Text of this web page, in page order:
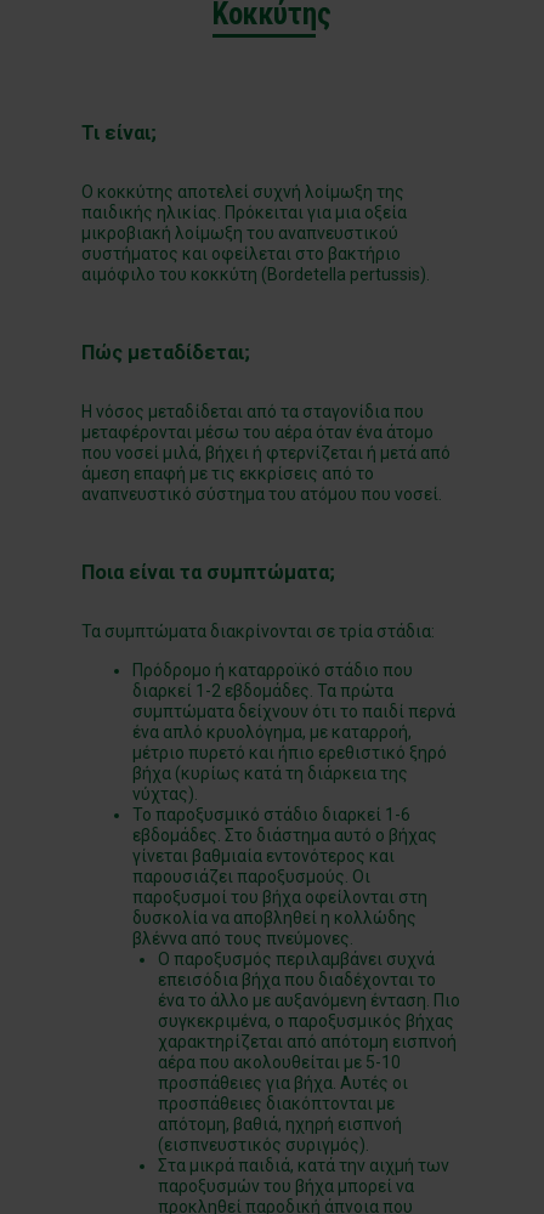
Κοκκύτης
Τι είναι;
Ο κοκκύτης αποτελεί συχνή λοίμωξη της
παιδικής ηλικίας. Πρόκειται για μια οξεία
μικροβιακή λοίμωξη του αναπνευστικού
συστήματος και οφείλεται στο βακτήριο
αιμόφιλο του κοκκύτη (Bordetella pertussis).
Πώς μεταδίδεται;
Η νόσος μεταδίδεται από τα σταγονίδια που
μεταφέρονται μέσω του αέρα όταν ένα άτομο
που νοσεί μιλά, βήχει ή φτερνίζεται ή μετά από
άμεση επαφή με τις εκκρίσεις από το
αναπνευστικό σύστημα του ατόμου που νοσεί.
Ποια είναι τα συμπτώματα;
Τα συμπτώματα διακρίνονται σε τρία στάδια:
Πρόδρομο ή καταρροϊκό στάδιο που
διαρκεί 1-2 εβδομάδες. Τα πρώτα
συμπτώματα δείχνουν ότι το παιδί περνά
ένα απλό κρυολόγημα, με καταρροή,
μέτριο πυρετό και ήπιο ερεθιστικό ξηρό
βήχα (κυρίως κατά τη διάρκεια της
νύχτας).
Το παροξυσμικό στάδιο διαρκεί 1-6
εβδομάδες. Στο διάστημα αυτό ο βήχας
γίνεται βαθμιαία εντονότερος και
παρουσιάζει παροξυσμούς. Οι
παροξυσμοί του βήχα οφείλονται στη
δυσκολία να αποβληθεί η κολλώδης
βλέννα από τους πνεύμονες.
Ο παροξυσμός περιλαμβάνει συχνά
επεισόδια βήχα που διαδέχονται το
ένα το άλλο με αυξανόμενη ένταση. Πιο
συγκεκριμένα, ο παροξυσμικός βήχας
χαρακτηρίζεται από απότομη εισπνοή
αέρα που ακολουθείται με 5-10
προσπάθειες για βήχα. Αυτές οι
προσπάθειες διακόπτονται με
απότομη, βαθιά, ηχηρή εισπνοή
(εισπνευστικός συριγμός).
Στα μικρά παιδιά, κατά την αιχμή των
παροξυσμών του βήχα μπορεί να
προκληθεί παροδική άπνοια που